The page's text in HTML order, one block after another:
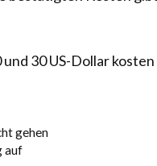
30 US-Dollar
gehen
auf